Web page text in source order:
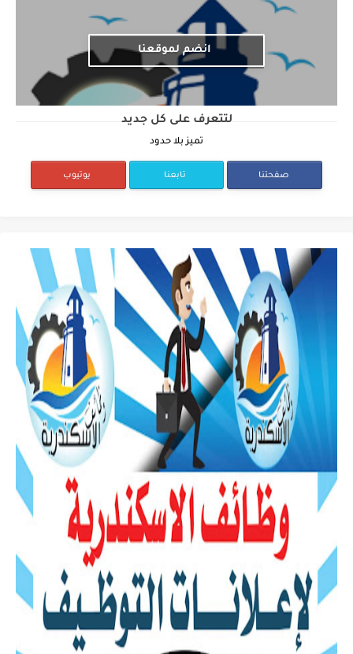
انضم لموقعنا
لتتعرف على كل جديد
تميز بلا حدود
صفحتنا تابعنا يوتيوب